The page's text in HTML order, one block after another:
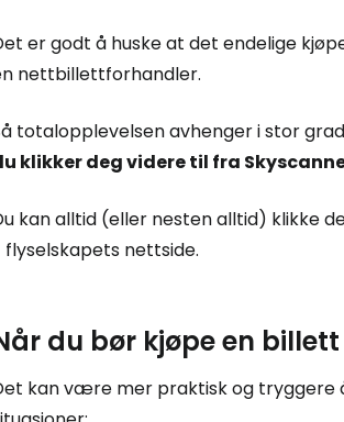
er godt å huske at det endelige
nettbillettforhandler.
totalopplevelsen avhenger i stor
klikker deg videre til fra
kan alltid (eller nesten alltid) klikke
nettside.
du bør kjøpe en
kan være mer praktisk og tryggere